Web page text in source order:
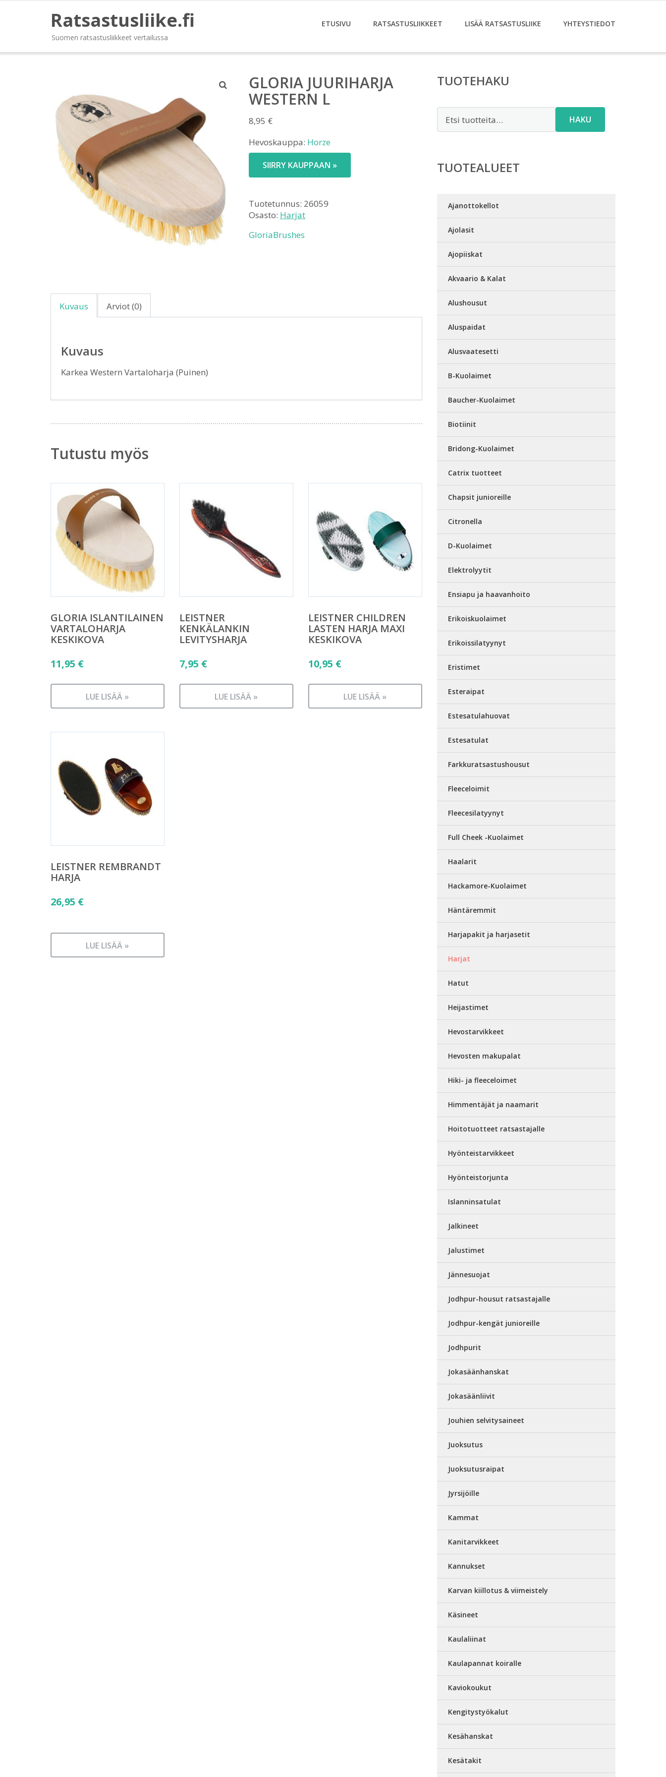
Ratsastusliike.fi
Suomen ratsastusliikkeet vertailussa
ETUSIVU RATSASTUSLIIKKEET LISÄÄ RATSASTUSLIIKE YHTEYSTIEDOT
GLORIA JUURIHARJA
WESTERN L
8,95 €
Hevoskauppa: Horze
SIIRRY KAUPPAAN »
Tuotetunnus: 26059
Osasto: Harjat
GloriaBrushes
Kuvaus Arviot (0)
Kuvaus
Karkea Western Vartaloharja (Puinen)
Tutustu myös
GLORIA ISLANTILAINEN
VARTALOHARJA
KESKIKOVA
11,95 €
LUE LISÄÄ »
LEISTNER
KENKÄLANKIN
LEVITYSHARJA
7,95 €
LUE LISÄÄ »
LEISTNER CHILDREN
LASTEN HARJA MAXI
KESKIKOVA
10,95 €
LUE LISÄÄ »
LEISTNER REMBRANDT
HARJA
26,95 €
LUE LISÄÄ »
TUOTEHAKU
HAKU
TUOTEALUEET
Ajanottokellot
Ajolasit
Ajopiiskat
Akvaario & Kalat
Alushousut
Aluspaidat
Alusvaatesetti
B-Kuolaimet
Baucher-Kuolaimet
Biotiinit
Bridong-Kuolaimet
Catrix tuotteet
Chapsit junioreille
Citronella
D-Kuolaimet
Elektrolyytit
Ensiapu ja haavanhoito
Erikoiskuolaimet
Erikoissilatyynyt
Eristimet
Esteraipat
Estesatulahuovat
Estesatulat
Farkkuratsastushousut
Fleeceloimit
Fleecesilatyynyt
Full Cheek -Kuolaimet
Haalarit
Hackamore-Kuolaimet
Häntäremmit
Harjapakit ja harjasetit
Harjat
Hatut
Heijastimet
Hevostarvikkeet
Hevosten makupalat
Hiki- ja fleeceloimet
Himmentäjät ja naamarit
Hoitotuotteet ratsastajalle
Hyönteistarvikkeet
Hyönteistorjunta
Islanninsatulat
Jalkineet
Jalustimet
Jännesuojat
Jodhpur-housut ratsastajalle
Jodhpur-kengät junioreille
Jodhpurit
Jokasäänhanskat
Jokasäänliivit
Jouhien selvitysaineet
Juoksutus
Juoksutusraipat
Jyrsijöille
Kammat
Kanitarvikkeet
Kannukset
Karvan kiillotus & viimeistely
Käsineet
Kaulaliinat
Kaulapannat koiralle
Kaviokoukut
Kengitystyökalut
Kesähanskat
Kesätakit